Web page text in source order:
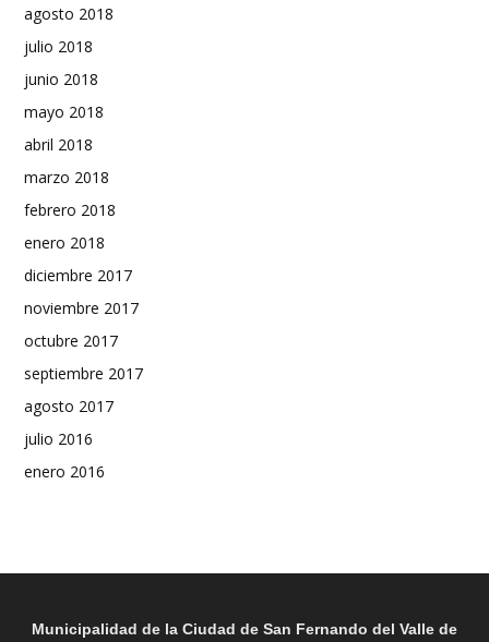
agosto 2018
julio 2018
junio 2018
mayo 2018
abril 2018
marzo 2018
febrero 2018
enero 2018
diciembre 2017
noviembre 2017
octubre 2017
septiembre 2017
agosto 2017
julio 2016
enero 2016
Municipalidad de la Ciudad de San Fernando del Valle de